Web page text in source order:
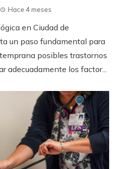
Hace 4 meses
en Ciudad de
un paso fundamental para
posibles trastornos
adecuadamente los factor...